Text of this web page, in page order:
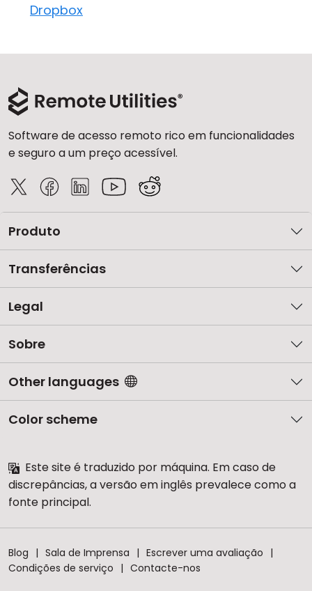
Dropbox
Software de acesso remoto rico em funcionalidades
e seguro a um preço acessível.
Produto
Transferências
Legal
Sobre
Other languages
Color scheme
Este site é traduzido por máquina. Em caso de
discrepâncias, a versão em inglês prevalece como a
fonte principal.
Blog Sala de Imprensa
Escrever uma avaliação
Condições de serviço
Contacte-nos